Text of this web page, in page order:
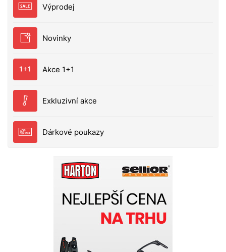
Výprodej
Novinky
Akce 1+1
Exkluzivní akce
Dárkové poukazy